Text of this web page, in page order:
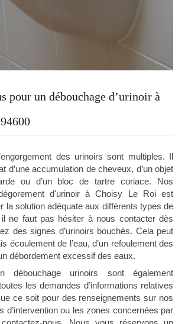
pour un débouchage d’urinoir à
des urinoirs sont multiples. Il
d’une accumulation de cheveux, d’un objet
ou d’un bloc de tartre coriace. Nos
d'urinoir à Choisy Le Roi est
la solution adéquate aux différents types de
il ne faut pas hésiter à nous contacter dès
des signes d’urinoirs bouchés. Cela peut
écoulement de l’eau, d’un refoulement des
débordement excessif des eaux.
débouchage urinoirs sont également
les demandes d’informations relatives
ce soit pour des renseignements sur nos
d’intervention ou les zones concernées par